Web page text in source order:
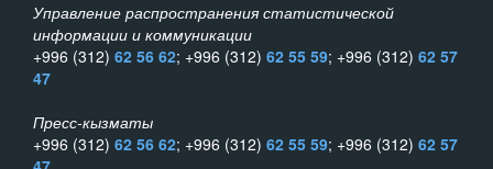
Управление распространения статистической
информации и коммуникации
+996 (312) 62 56 62; +996 (312) 62 55 59; +996 (312) 62 57
47
Пресс-кызматы
+996 (312) 62 56 62; +996 (312) 62 55 59; +996 (312) 62 57